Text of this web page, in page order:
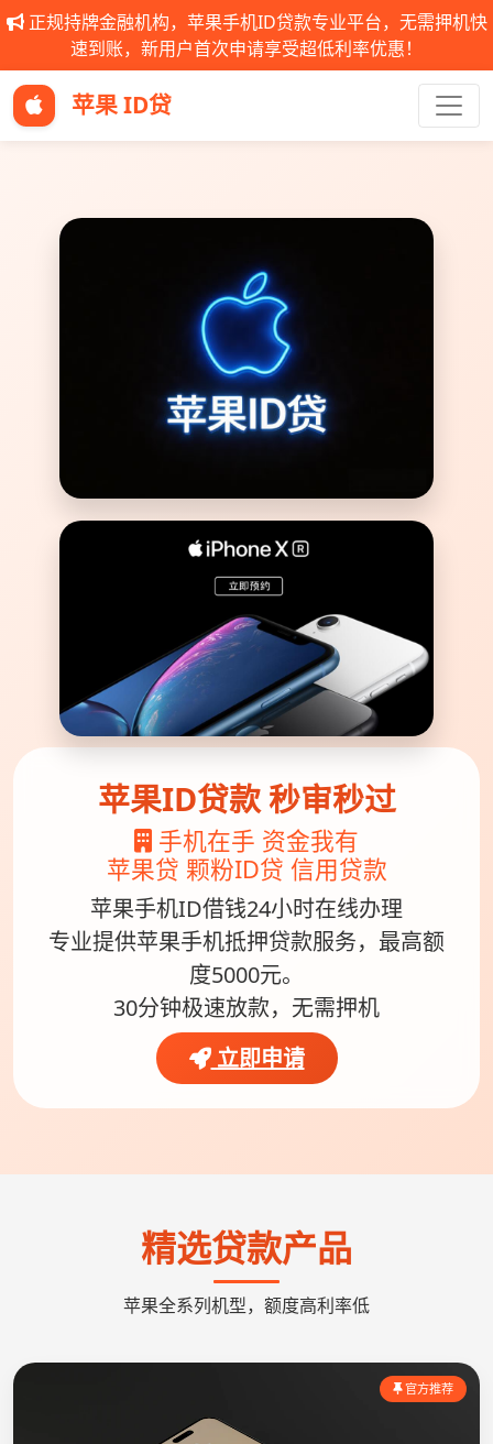
正规持牌金融机构，苹果手机ID贷款专业平台，无需押机快
速到账，新用户首次申请享受超低利率优惠！
苹果 ID贷
苹果ID贷款 秒审秒过
手机在手 资金我有
苹果贷 颗粉ID贷 信用贷款
苹果手机ID借钱24小时在线办理
专业提供苹果手机抵押贷款服务，最高额
度5000元。
30分钟极速放款，无需押机
立即申请
精选贷款产品
苹果全系列机型，额度高利率低
官方推荐